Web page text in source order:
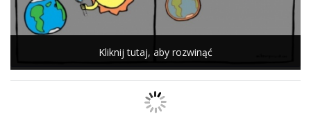
Kliknij tutaj, aby rozwinąć